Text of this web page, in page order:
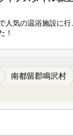
人気の温浴施設に
！
南都留郡鳴沢村